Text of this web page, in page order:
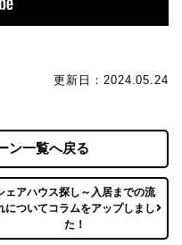
更新日：2024.05.24
ン一覧へ戻る
ェアハウス探し～入居までの流
についてコラムをアップしまし
た！